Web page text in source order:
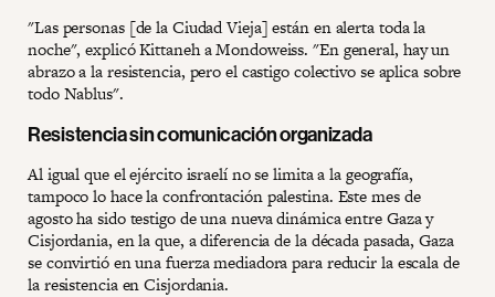
"Las personas [de la Ciudad Vieja] están en alerta toda la
noche", explicó Kittaneh a Mondoweiss. "En general, hay un
abrazo a la resistencia, pero el castigo colectivo se aplica sobre
todo Nablus".
Resistencia sin comunicación organizada
Al igual que el ejército israelí no se limita a la geografía,
tampoco lo hace la confrontación palestina. Este mes de
agosto ha sido testigo de una nueva dinámica entre Gaza y
Cisjordania, en la que, a diferencia de la década pasada, Gaza
se convirtió en una fuerza mediadora para reducir la escala de
la resistencia en Cisjordania.